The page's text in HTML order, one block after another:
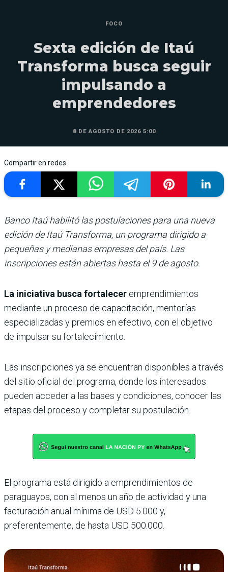
FOCO
Sexta edición de Itaú
Transforma busca seguir
impulsando a
emprendedores
8 DE AGOSTO DE 2026 5:00
Compartir en redes
Banco Itaú habilitó las postulaciones para una nueva
edición de Itaú Transforma, un programa dirigido a
pequeñas y medianas empresas del país. Las
inscripciones están abiertas hasta el 9 de agosto.
La iniciativa busca fortalecer emprendimientos
mediante un proceso de capacitación, mentorías
especializadas y premios en efectivo, con el objetivo
de impulsar su fortalecimiento.
Las inscripciones ya se encuentran disponibles a través
del sitio oficial del programa, donde los interesados
pueden acceder a las bases y condiciones, conocer las
etapas del proceso y completar su postulación.
El programa está dirigido a emprendimientos de
paraguayos, con al menos un año de actividad y una
facturación anual mínima de USD 5.000 y,
preferentemente, de hasta USD 500.000.